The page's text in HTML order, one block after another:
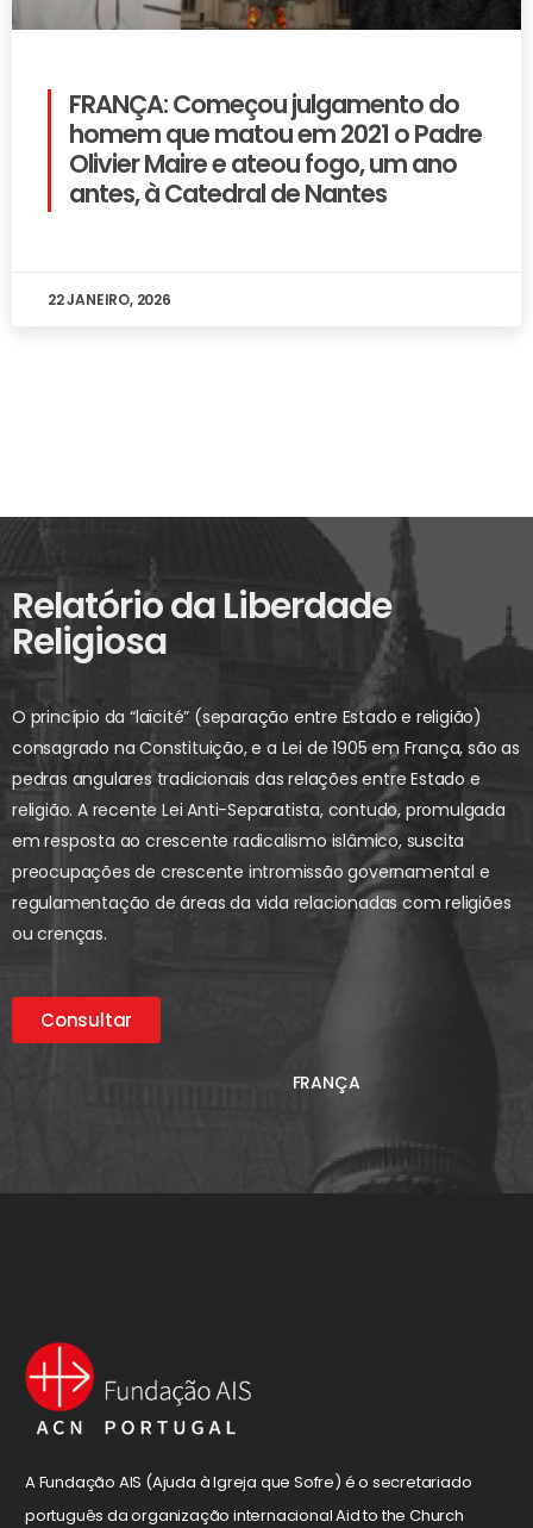
FRANÇA: Começou julgamento do
homem que matou em 2021 o Padre
Olivier Maire e ateou fogo, um ano
antes, à Catedral de Nantes
22 JANEIRO, 2026
Relatório da Liberdade
Religiosa
O princípio da “laïcité” (separação entre Estado e religião)
consagrado na Constituição, e a Lei de 1905 em França, são as
pedras angulares tradicionais das relações entre Estado e
religião. A recente Lei Anti-Separatista, contudo, promulgada
em resposta ao crescente radicalismo islâmico, suscita
preocupações de crescente intromissão governamental e
regulamentação de áreas da vida relacionadas com religiões
ou crenças.
Consultar
FRANÇA
A Fundação AIS (Ajuda à Igreja que Sofre) é o secretariado
português da organização internacional Aid to the Church